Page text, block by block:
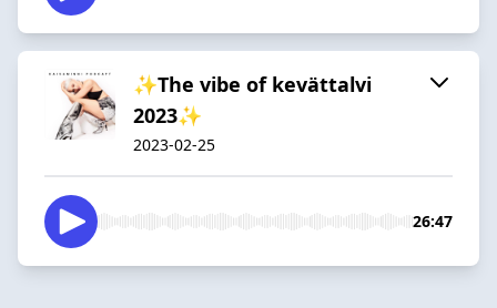
✨The vibe of kevättalvi
2023✨
2023-02-25
26:47